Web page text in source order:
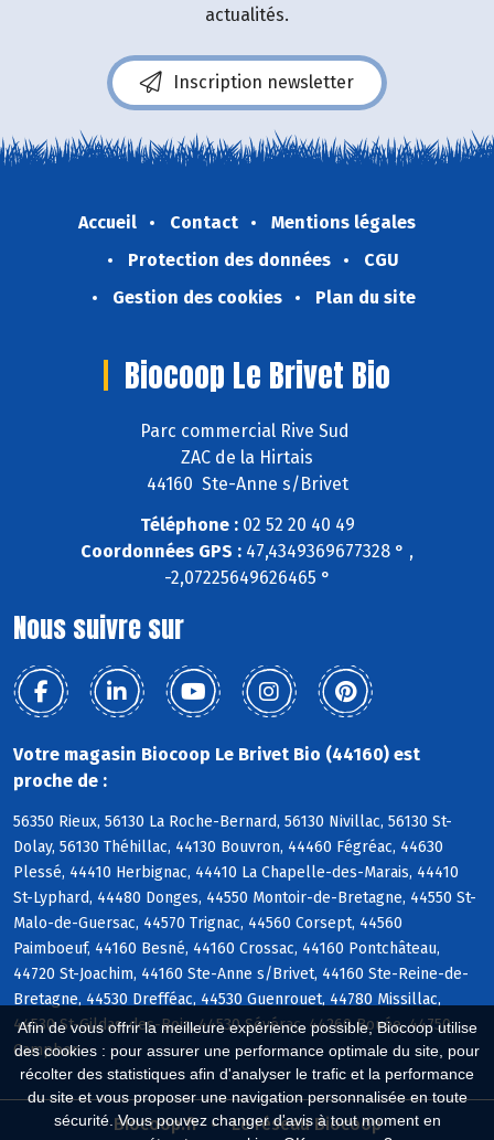
Afin de vous offrir la meilleure expérience possible, Biocoop utilise
des cookies : pour assurer une performance optimale du site, pour
récolter des statistiques afin d'analyser le trafic et la performance
du site et vous proposer une navigation personnalisée en toute
sécurité. Vous pouvez changer d'avis à tout moment en
actualités.
Inscription newsletter
Accueil Contact
Mentions légales
Protection des données
CGU
Gestion des cookies
Plan du site
Biocoop Le Brivet Bio
Parc commercial Rive Sud
ZAC de la Hirtais
44160 Ste-Anne s/Brivet
Téléphone :02 52 20 40 49
Coordonnées GPS : 47,4349369677328 ° ,
-2,07225649626465 °
Nous suivre sur
Votre magasin Biocoop Le Brivet Bio (44160) est
proche de :
56350 Rieux, 56130 La Roche-Bernard, 56130 Nivillac, 56130 St-
Dolay, 56130 Théhillac, 44130 Bouvron, 44460 Fégréac, 44630
Plessé, 44410 Herbignac, 44410 La Chapelle-des-Marais, 44410
St-Lyphard, 44480 Donges, 44550 Montoir-de-Bretagne, 44550 St-
Malo-de-Guersac, 44570 Trignac, 44560 Corsept, 44560
Paimboeuf, 44160 Besné, 44160 Crossac, 44160 Pontchâteau,
44720 St-Joachim, 44160 Ste-Anne s/Brivet, 44160 Ste-Reine-de-
Bretagne, 44530 Drefféac, 44530 Guenrouet, 44780 Missillac,
44530 St-Gildas-des-Bois, 44530 Sévérac, 44260 Bouée, 44750
Campbon
Biocoop.fr Le réseau Biocoop